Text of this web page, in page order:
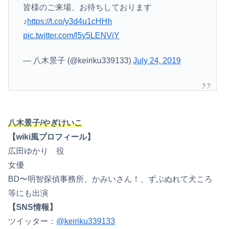
皆様のご来場、お待ちしております
♪https://t.co/y3d4u1cHHh
pic.twitter.com/l5v5LENViY
— 八木景子 (@keiriku339133) July 24, 2019
八木景子/やぎけいこ
【wiki風プロフィール】
広田ゆかり 役
女優
BD〜明智探偵事務所、かみいさん！、ずぶぬれて犬ころ
等にも出演
【SNS情報】
ツイッター： @keiriku339133